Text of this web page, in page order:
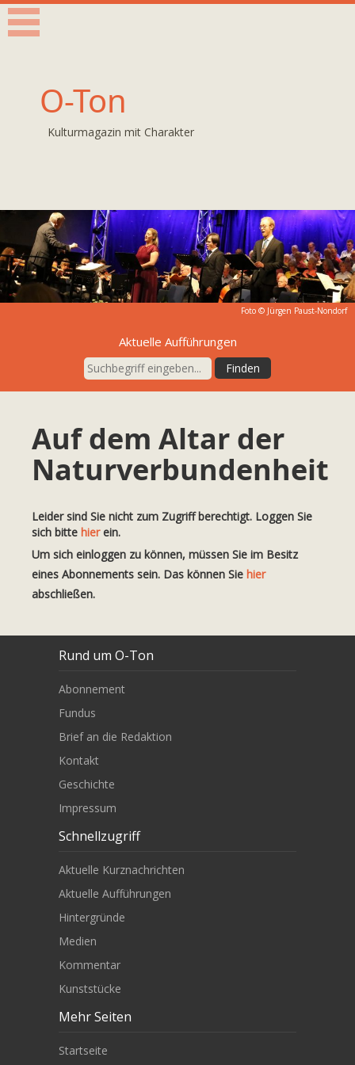
O-Ton
Kulturmagazin mit Charakter
Foto © Jürgen Paust-Nondorf
Aktuelle Aufführungen
Auf dem Altar der
Naturverbundenheit
Leider sind Sie nicht zum Zugriff berechtigt. Loggen Sie
sich bitte hierein.
Um sich einloggen zu können, müssen Sie im Besitz
eines Abonnements sein. Das können Sie hier
abschließen.
Rund um O-Ton
Abonnement
Fundus
Brief an die Redaktion
Kontakt
Geschichte
Impressum
Schnellzugriff
Aktuelle Kurznachrichten
Aktuelle Aufführungen
Hintergründe
Medien
Kommentar
Kunststücke
Mehr Seiten
Startseite